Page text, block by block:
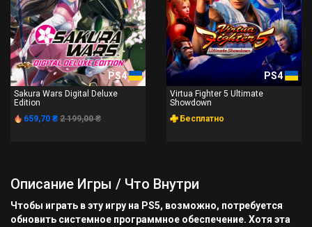
PS4
Sakura Wars Digital Deluxe
Edition
659,70 ₴ 2 199,00 ₴
PS4
Virtua Fighter 5 Ultimate
Showdown
Бесплатно
Описание Игры / Что Внутри
Чтобы играть в эту игру на PS5, возможно, потребуется
обновить системное программное обеспечение. Хотя эта